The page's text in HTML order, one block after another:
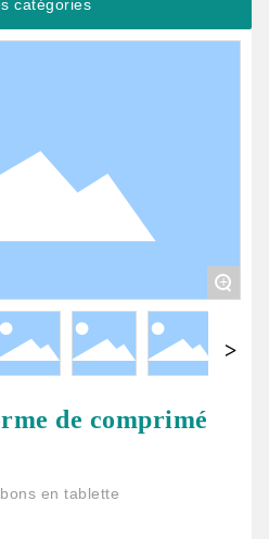
catégories
+
de comprimé
en tablette